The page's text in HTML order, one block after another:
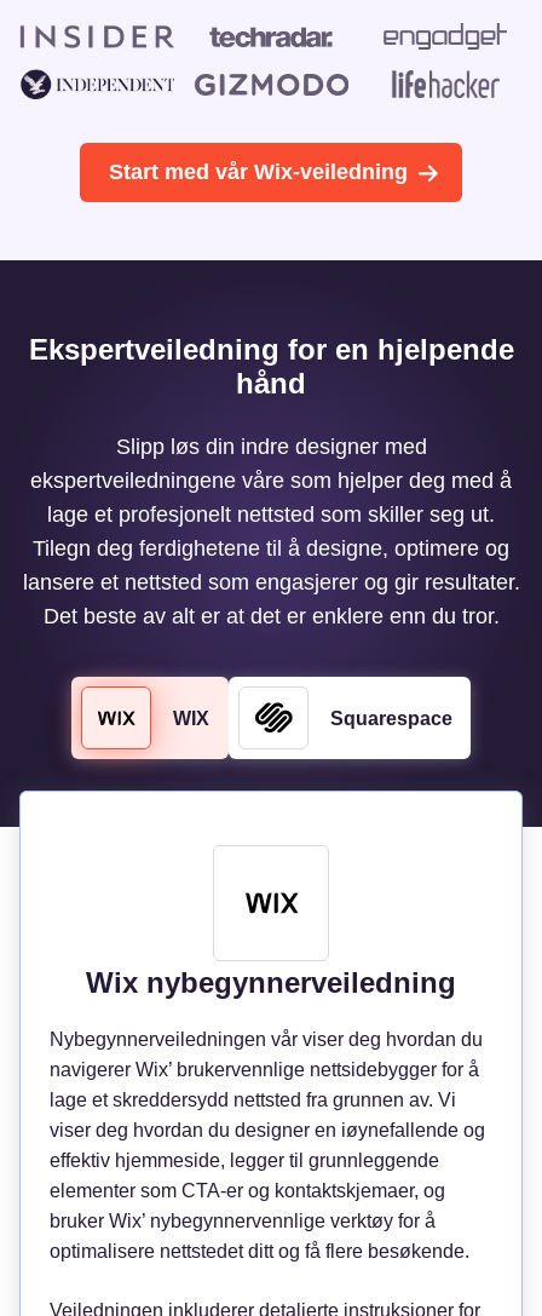
Start med vår Wix-veiledning
Ekspertveiledning for en hjelpende
hånd
Slipp løs din indre designer med
ekspertveiledningene våre som hjelper deg med å
lage et profesjonelt nettsted som skiller seg ut.
Tilegn deg ferdighetene til å designe, optimere og
lansere et nettsted som engasjerer og gir resultater.
Det beste av alt er at det er enklere enn du tror.
WIX Squarespace
Wix nybegynnerveiledning
Nybegynnerveiledningen vår viser deg hvordan du
navigerer Wix’ brukervennlige nettsidebygger for å
lage et skreddersydd nettsted fra grunnen av. Vi
viser deg hvordan du designer en iøynefallende og
effektiv hjemmeside, legger til grunnleggende
elementer som CTA-er og kontaktskjemaer, og
bruker Wix’ nybegynnervennlige verktøy for å
optimalisere nettstedet ditt og få flere besøkende.
Veiledningen inkluderer detaljerte instruksjoner for